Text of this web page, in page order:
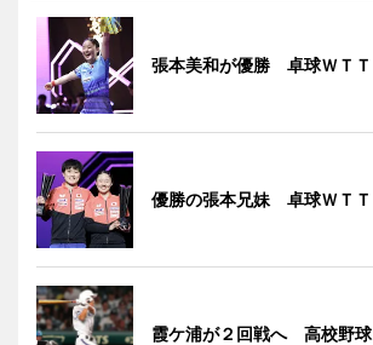
張本美和が優勝 卓球ＷＴＴ
優勝の張本兄妹 卓球ＷＴＴ
霞ケ浦が２回戦へ 高校野球